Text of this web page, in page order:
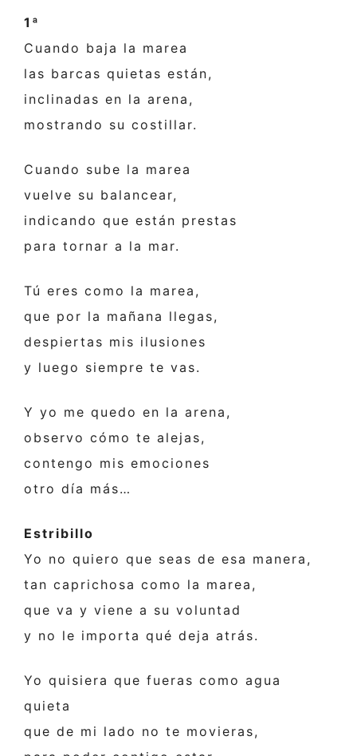
1ª
Cuando baja la marea
las barcas quietas están,
inclinadas en la arena,
mostrando su costillar.
Cuando sube la marea
vuelve su balancear,
indicando que están prestas
para tornar a la mar.
Tú eres como la marea,
que por la mañana llegas,
despiertas mis ilusiones
y luego siempre te vas.
Y yo me quedo en la arena,
observo cómo te alejas,
contengo mis emociones
otro día más…
Estribillo
Yo no quiero que seas de esa manera,
tan caprichosa como la marea,
que va y viene a su voluntad
y no le importa qué deja atrás.
Yo quisiera que fueras como agua
quieta
que de mi lado no te movieras,